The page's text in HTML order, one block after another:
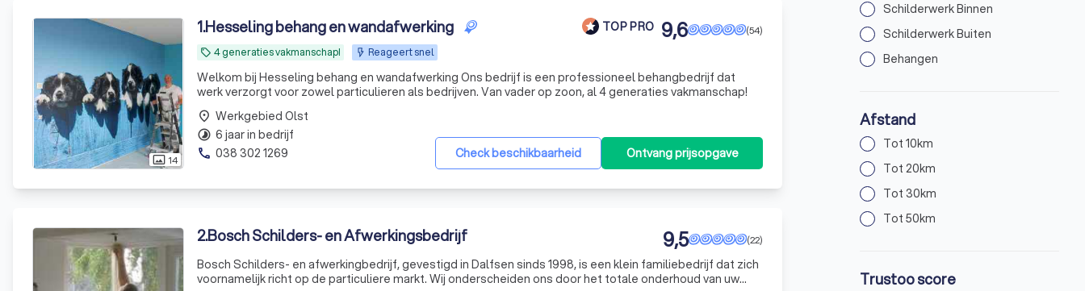
Wat kost een schilder?
photo_size_select_actual 14
1.Hesseling behang en wandafwerking TOP PRO
local_offer 4 generaties vakmanschap! Reageert snel
(54)
9,6
Welkom bij Hesseling behang en wandafwerking Ons bedrijf is een professioneel behangbedrijf dat
werk verzorgt voor zowel particulieren als bedrijven. Van vader op zoon, al 4 generaties vakmanschap!
Check beschikbaarheid Ontvang prijsopgave
place Werkgebied Olst
timelapse 6 jaar in bedrijf
phone 038 302 1269
2.Bosch Schilders- en Afwerkingsbedrijf (22)
9,5
Bosch Schilders- en afwerkingbedrijf, gevestigd in Dalfsen sinds 1998, is een klein familiebedrijf dat zich
voornamelijk richt op de particuliere markt. Wij onderscheiden ons door het totale onderhoud van uw
Schilderwerk Binnen
Schilderwerk Buiten
Behangen
Afstand
Tot 10km
Tot 20km
Tot 30km
Tot 50km
Trustoo score